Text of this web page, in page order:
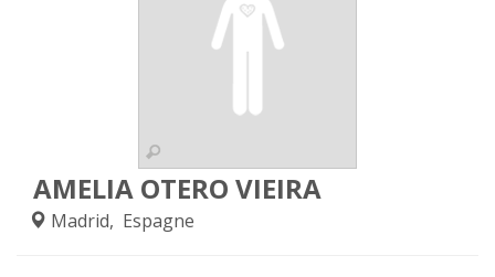
AMELIA OTERO VIEIRA
Madrid, Espagne